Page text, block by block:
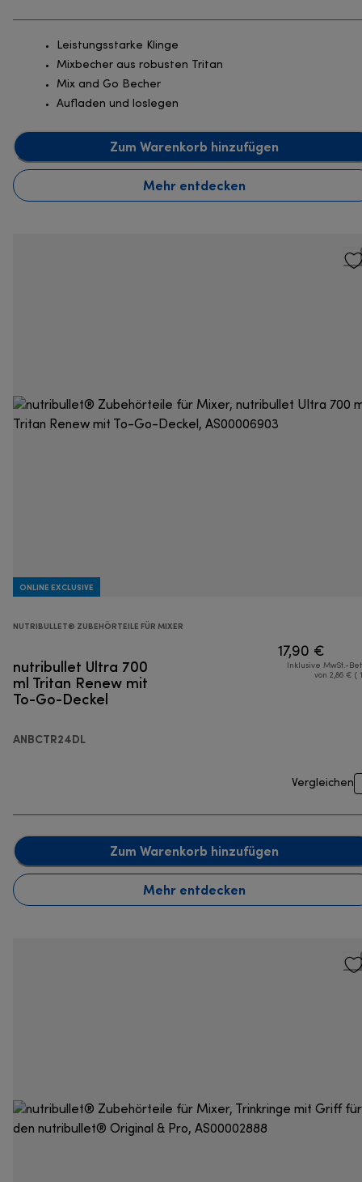
Leistungsstarke Klinge
Mixbecher aus robusten Tritan
Mix and Go Becher
Aufladen und loslegen
Zum Warenkorb hinzufügen
Mehr entdecken
ONLINE EXCLUSIVE
NUTRIBULLET® ZUBEHÖRTEILE FÜR MIXER
nutribullet Ultra 700
ml Tritan Renew mit
To-Go-Deckel
ANBCTR24DL
17,90 €
Inklusive MwSt.-
von 2,86 € (
Vergleichen
Zum Warenkorb hinzufügen
Mehr entdecken